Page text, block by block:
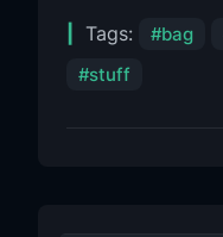
Tags: bag
stuff